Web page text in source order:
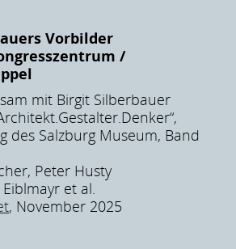
Vorbilder
/
mit Birgit Silberbauer
des Salzburg Museum, Band
Peter Husty
et al.
, November 2025